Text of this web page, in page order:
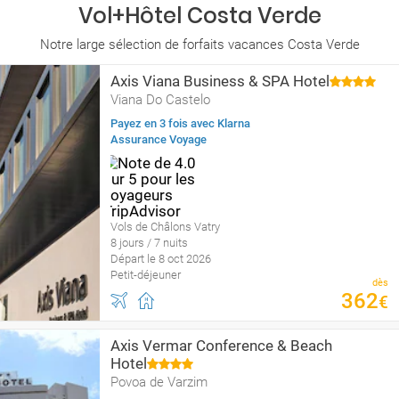
Vol+Hôtel Costa Verde
Notre large sélection de forfaits vacances Costa Verde
Axis Viana Business & SPA Hotel
Viana Do Castelo
Payez en 3 fois avec Klarna
Assurance Voyage
Vols de Châlons Vatry
8 jours / 7 nuits
Départ le 8 oct 2026
Petit-déjeuner
dès
362€
Axis Vermar Conference & Beach
Hotel
Povoa de Varzim